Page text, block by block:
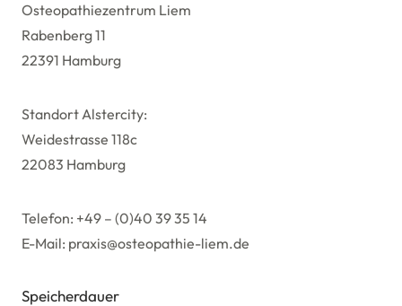
Osteopathiezentrum Liem
Rabenberg 11
22391 Hamburg
Standort Alstercity:
Weidestrasse 118c
22083 Hamburg
Telefon: +49 – (0)40 39 35 14
E-Mail: praxis@osteopathie-liem.de
Speicherdauer